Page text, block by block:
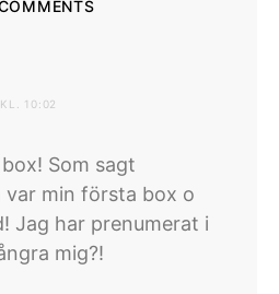
10:02
Som sagt
min första box o
Jag har prenumerat i
mig?!